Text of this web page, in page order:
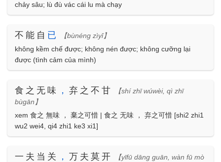
chảy sâu; lù đù vác cái lu mà chạy
不能自 已
【bùnéng zìyǐ】
không kềm chế được; không nén được; không cưỡng lại
được (tình cảm của mình)
食之无味 ， 弃之不甘
【shí zhī wúwèi, qì zhī
bùgān】
xem 食之 無味 ， 棄之可惜 | 食之 无味 ， 弃之可惜 [shi2 zhi1
wu2 wei4, qi4 zhi1 ke3 xi1]
一夫当关 ， 万夫莫开
【yīfū dāng guān, wàn fū mò